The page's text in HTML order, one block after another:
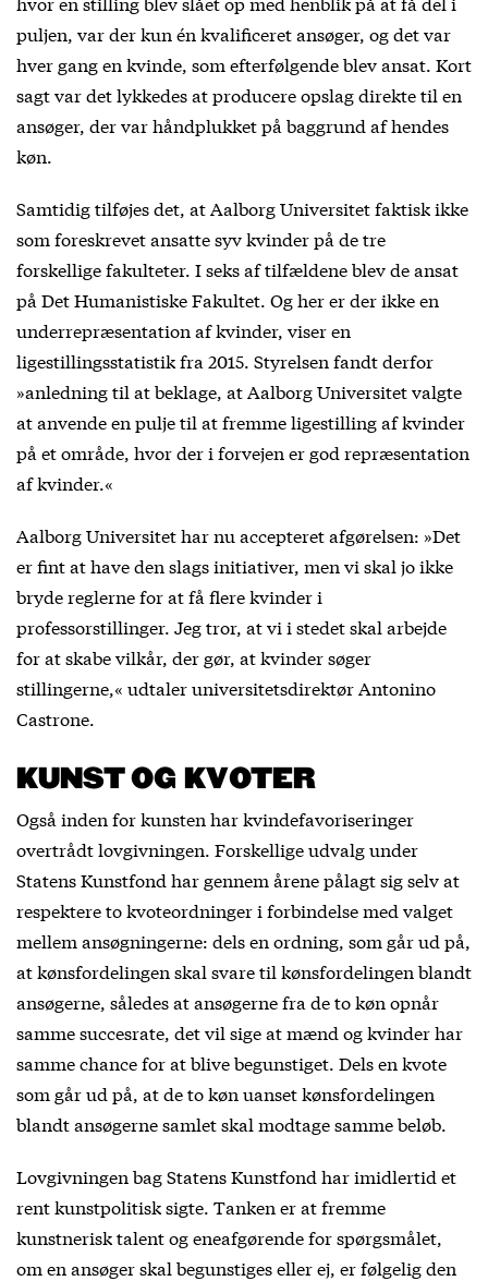
puljen, var der kun én kvalificeret ansøger, og det var
hver gang en kvinde, som efterfølgende blev ansat. Kort
sagt var det lykkedes at producere opslag direkte til en
ansøger, der var håndplukket på baggrund af hendes
køn.
Samtidig tilføjes det, at Aalborg Universitet faktisk ikke
som foreskrevet ansatte syv kvinder på de tre
forskellige fakulteter. I seks af tilfældene blev de ansat
på Det Humanistiske Fakultet. Og her er der ikke en
underrepræsentation af kvinder, viser en
ligestillingsstatistik fra 2015. Styrelsen fandt derfor
»anledning til at beklage, at Aalborg Universitet valgte
at anvende en pulje til at fremme ligestilling af kvinder
på et område, hvor der i forvejen er god repræsentation
af kvinder.«
Aalborg Universitet har nu accepteret afgørelsen: »Det
er fint at have den slags initiativer, men vi skal jo ikke
bryde reglerne for at få flere kvinder i
professorstillinger. Jeg tror, at vi i stedet skal arbejde
for at skabe vilkår, der gør, at kvinder søger
stillingerne,« udtaler universitetsdirektør Antonino
Castrone.
KUNST OG KVOTER
Også inden for kunsten har kvindefavoriseringer
overtrådt lovgivningen. Forskellige udvalg under
Statens Kunstfond har gennem årene pålagt sig selv at
respektere to kvoteordninger i forbindelse med valget
mellem ansøgningerne: dels en ordning, som går ud på,
at kønsfordelingen skal svare til kønsfordelingen blandt
ansøgerne, således at ansøgerne fra de to køn opnår
samme succesrate, det vil sige at mænd og kvinder har
samme chance for at blive begunstiget. Dels en kvote
som går ud på, at de to køn uanset kønsfordelingen
blandt ansøgerne samlet skal modtage samme beløb.
Lovgivningen bag Statens Kunstfond har imidlertid et
rent kunstpolitisk sigte. Tanken er at fremme
kunstnerisk talent og eneafgørende for spørgsmålet,
om en ansøger skal begunstiges eller ej, er følgelig den